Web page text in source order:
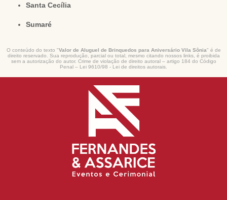
Santa Cecília
Sumaré
O conteúdo do texto "Valor de Aluguel de Brinquedos para Aniversário Vila Sônia" é de
direito reservado. Sua reprodução, parcial ou total, mesmo citando nossos links, é proibida
sem a autorização do autor. Crime de violação de direito autoral – artigo 184 do Código
Penal – Lei 9610/98 - Lei de direitos autorais